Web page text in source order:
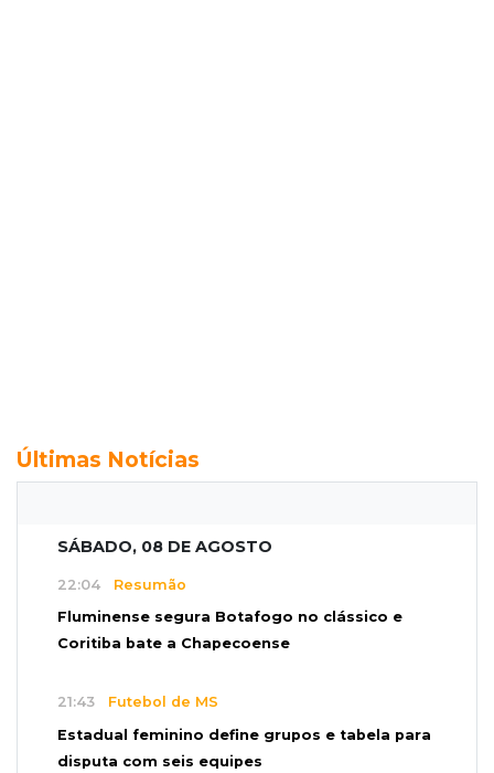
Últimas Notícias
SÁBADO, 08 DE AGOSTO
22:04 Resumão
Fluminense segura Botafogo no clássico e
Coritiba bate a Chapecoense
21:43 Futebol de MS
Estadual feminino define grupos e tabela para
disputa com seis equipes